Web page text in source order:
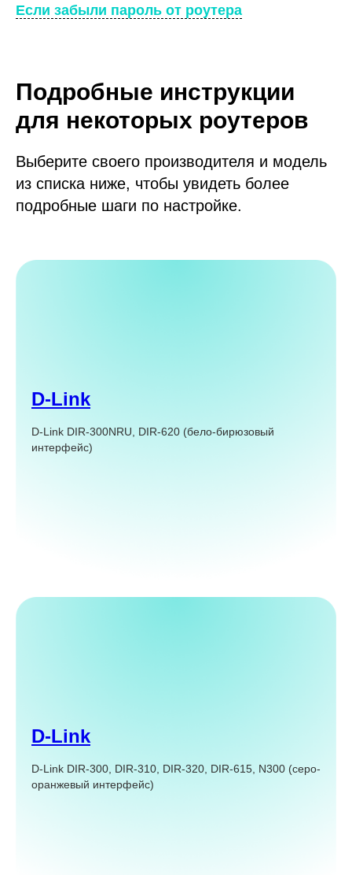
Если забыли пароль от роутера
Подробные инструкции
для некоторых роутеров
Выберите своего производителя и модель
из списка ниже, чтобы увидеть более
подробные шаги по настройке.
D-Link
D-Link DIR-300NRU, DIR-620 (бело-бирюзовый
интерфейс)
D-Link
D-Link DIR-300, DIR-310, DIR-320, DIR-615, N300 (серо-
оранжевый интерфейс)